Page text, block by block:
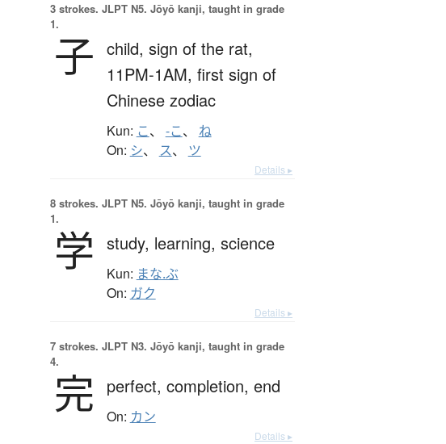
3 strokes. JLPT N5. Jōyō kanji, taught in grade
1.
子 child, sign of the rat,
11PM-1AM, first sign of
Chinese zodiac
Kun: こ、 -こ、 ね
On: シ、 ス、 ツ
Details ▸
8 strokes. JLPT N5. Jōyō kanji, taught in grade
1.
学 study, learning, science
Kun: まな.ぶ
On: ガク
Details ▸
7 strokes. JLPT N3. Jōyō kanji, taught in grade
4.
完 perfect, completion, end
On: カン
Details ▸